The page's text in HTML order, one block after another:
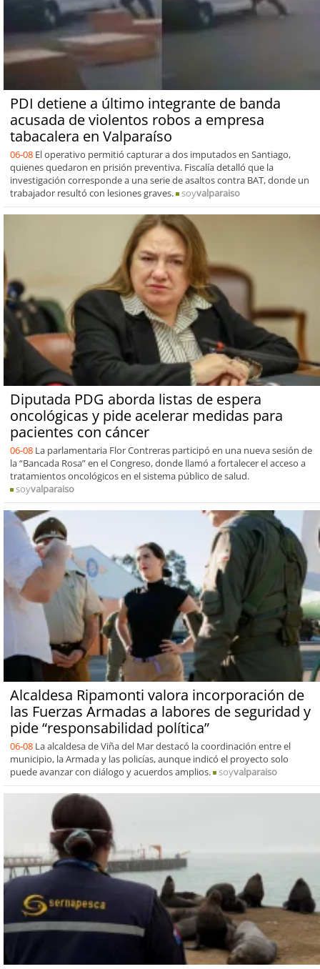
PDI detiene a último integrante de banda
acusada de violentos robos a empresa
tabacalera en Valparaíso
06-08 El operativo permitió capturar a dos imputados en Santiago,
quienes quedaron en prisión preventiva. Fiscalía detalló que la
investigación corresponde a una serie de asaltos contra BAT, donde un
trabajador resultó con lesiones graves.
soyvalparaiso
Diputada PDG aborda listas de espera
oncológicas y pide acelerar medidas para
pacientes con cáncer
06-08 La parlamentaria Flor Contreras participó en una nueva sesión de
la “Bancada Rosa” en el Congreso, donde llamó a fortalecer el acceso a
tratamientos oncológicos en el sistema público de salud.
soyvalparaiso
Alcaldesa Ripamonti valora incorporación de
las Fuerzas Armadas a labores de seguridad y
pide “responsabilidad política”
06-08 La alcaldesa de Viña del Mar destacó la coordinación entre el
municipio, la Armada y las policías, aunque indicó el proyecto solo
puede avanzar con diálogo y acuerdos amplios.
soyvalparaiso